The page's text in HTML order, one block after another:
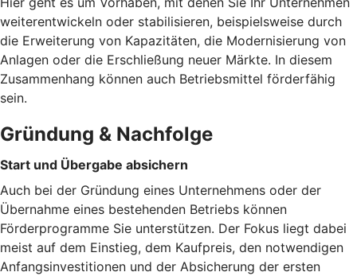
weiterentwickeln oder stabilisieren, beispielsweise durch
die Erweiterung von Kapazitäten, die Modernisierung von
Anlagen oder die Erschließung neuer Märkte. In diesem
Zusammenhang können auch Betriebsmittel förderfähig
sein.
Gründung & Nachfolge
Start und Übergabe absichern
Auch bei der Gründung eines Unternehmens oder der
Übernahme eines bestehenden Betriebs können
Förderprogramme Sie unterstützen. Der Fokus liegt dabei
meist auf dem Einstieg, dem Kaufpreis, den notwendigen
Anfangsinvestitionen und der Absicherung der ersten